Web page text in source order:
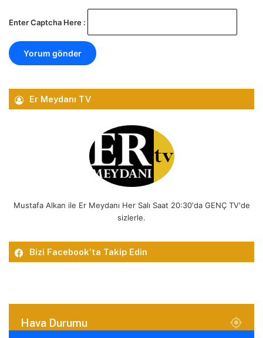
Enter Captcha Here :
Er Meydanı TV
Mustafa Alkan ile Er Meydanı Her Salı Saat 20:30'da GENÇ TV'de
sizlerle.
Bizi Facebook’ta Takip Edin
Hava Durumu